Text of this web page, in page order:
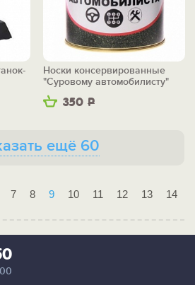
350 Р
Носки консервированные
"Суровому автомобилисту"
ещё 60
7 8 9 10 11 12 13 14